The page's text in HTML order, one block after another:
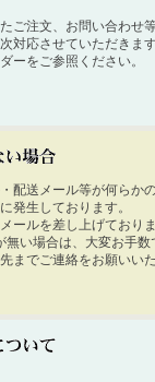
ご注文、お問い合わせ
対応させていただきま
ーをご参照ください。
配送メール等が何らか
発生しております。
ールを差し上げており
無い場合は、大変お手数
までご連絡をお願いい